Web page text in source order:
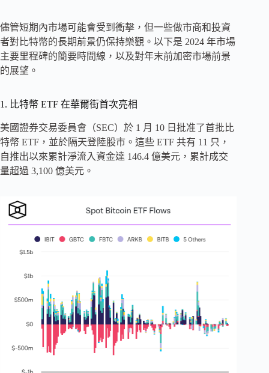
儘管短期內市場可能會受到衝擊，但一些做市商和投資
者對比特幣的長期前景仍保持樂觀。以下是 2024 年市場
主要里程碑的簡要時間線，以及對年末前加密市場前景
的展望。
1. 比特幣 ETF 在華爾街首次亮相
美國證券交易委員會（SEC）於 1 月 10 日批准了首批比
特幣 ETF，並於隔天登陸股市。這些 ETF 共有 11 只，
自推出以來累計淨流入資金達 146.4 億美元，累計成交
量超過 3,100 億美元。